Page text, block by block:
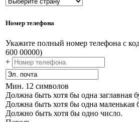
Номер телефона
Укажите полный номер телефона с
600 00000)
+
Мин. 12 символов
Должна быть хотя бы одна заглавная
Должна быть хотя бы одна маленькая
Должно быть хотя бы одно число.